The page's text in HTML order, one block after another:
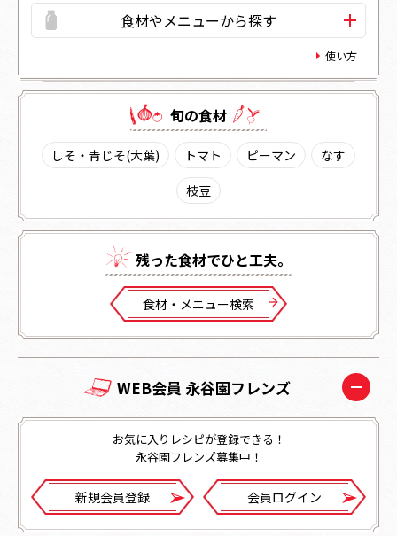
食材やメニューから探す
使い方
旬の⾷材
しそ・青じそ(大葉) トマト ピーマン
なす
枝豆
残った⾷材でひと⼯夫。
⾷材・メニュー検索
WEB会員 永谷園フレンズ
お気に入りレシピが登録できる！
永谷園フレンズ募集中！
新規会員登録 会員ログイン